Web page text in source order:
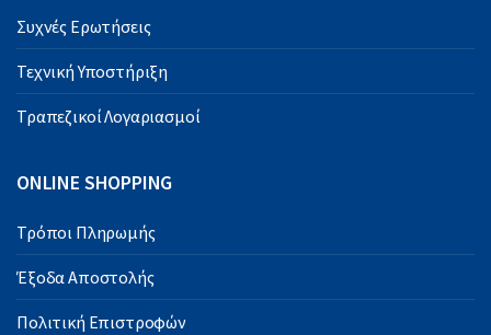
Συχνές Ερωτήσεις
Τεχνική Υποστήριξη
Τραπεζικοί Λογαριασμοί
ONLINE SHOPPING
Τρόποι Πληρωμής
Έξοδα Αποστολής
Πολιτική Επιστροφών